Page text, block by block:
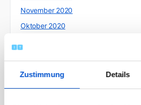
Zustimmung Details
November 2020
Oktober 2020
Juli 2020
Juni 2020